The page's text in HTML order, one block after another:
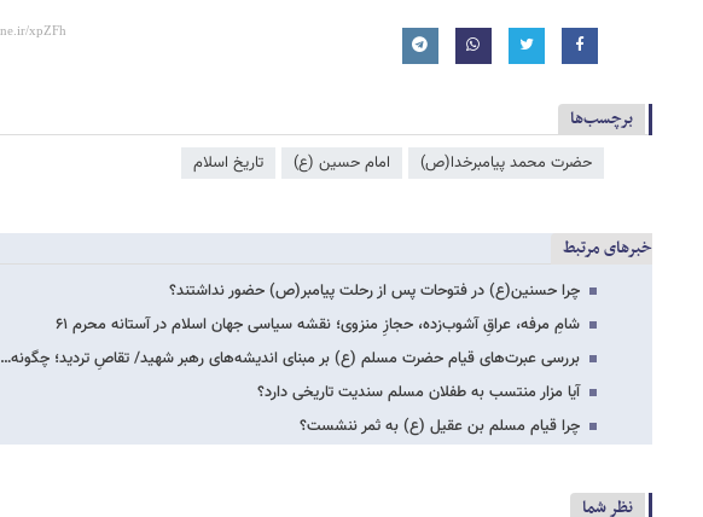
برچسب‌ها
حضرت محمد پیامبرخدا(ص) امام حسین (ع) تاریخ اسلام
خبرهای مرتبط
چرا حسنین(ع) در فتوحات پس از رحلت پیامبر(ص) حضور نداشتند؟
شامِ مرفه، عراقِ آشوب‌زده، حجازِ منزوی؛ نقشه سیاسی جهان اسلام در آستانه محرم ۶۱
بررسی عبرت‌های قیام حضرت مسلم (ع) بر مبنای اندیشه‌های رهبر شهید/ تقاصِ تردید؛ چگونه…
آیا مزار منتسب به طفلان مسلم سندیت تاریخی دارد؟
چرا قیام مسلم بن عقیل (ع) به ثمر ننشست؟
نظر شما